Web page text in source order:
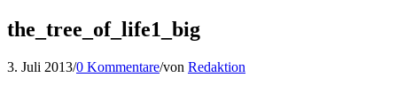
the_tree_of_life1_big
3. Juli 2013/0 Kommentare/von Redaktion